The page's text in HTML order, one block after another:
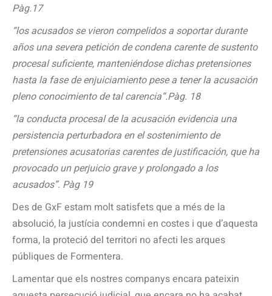
Pàg.17
“los acusados se vieron compelidos a soportar durante
años una severa petición de condena carente de sustento
procesal suficiente, manteniéndose dichas pretensiones
hasta la fase de enjuiciamiento pese a tener la acusación
pleno conocimiento de tal carencia“.Pàg. 18
“la conducta procesal de la acusación evidencia una
persistencia perturbadora en el sostenimiento de
pretensiones acusatorias carentes de justificación, que ha
provocado un perjuicio grave y prolongado a los
acusados”. Pàg 19
Des de GxF estam molt satisfets que a més de la
absolució, la justícia condemni en costes i que d’aquesta
forma, la proteció del territori no afecti les arques
públiques de Formentera.
Lamentar que els nostres companys encara pateixin